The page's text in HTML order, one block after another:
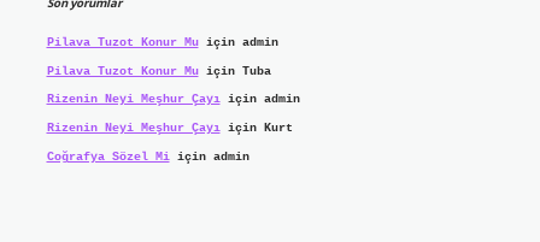
Pilava Tuzot Konur Muiçin admin
Pilava Tuzot Konur Muiçin Tuba
Rizenin Neyi Meşhur Çayıiçin admin
Rizenin Neyi Meşhur Çayıiçin Kurt
Coğrafya Sözel Miiçin admin